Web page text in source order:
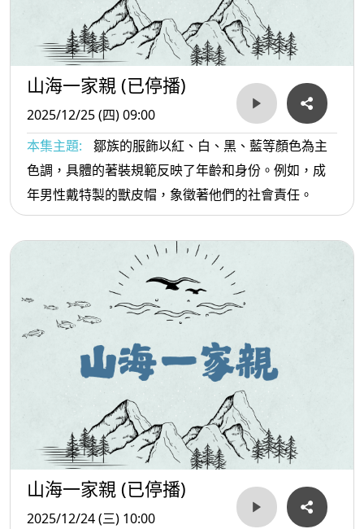
山海一家親 (已停播)
2025/12/25 (四) 09:00
本集主題:
鄒族的服飾以紅、白、黑、藍等顏色為主
色調，具體的著裝規範反映了年齡和身份。例如，成
年男性戴特製的獸皮帽，象徵著他們的社會責任。
山海一家親 (已停播)
2025/12/24 (三) 10:00